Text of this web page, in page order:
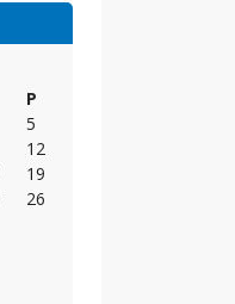
P
5
12
19
26